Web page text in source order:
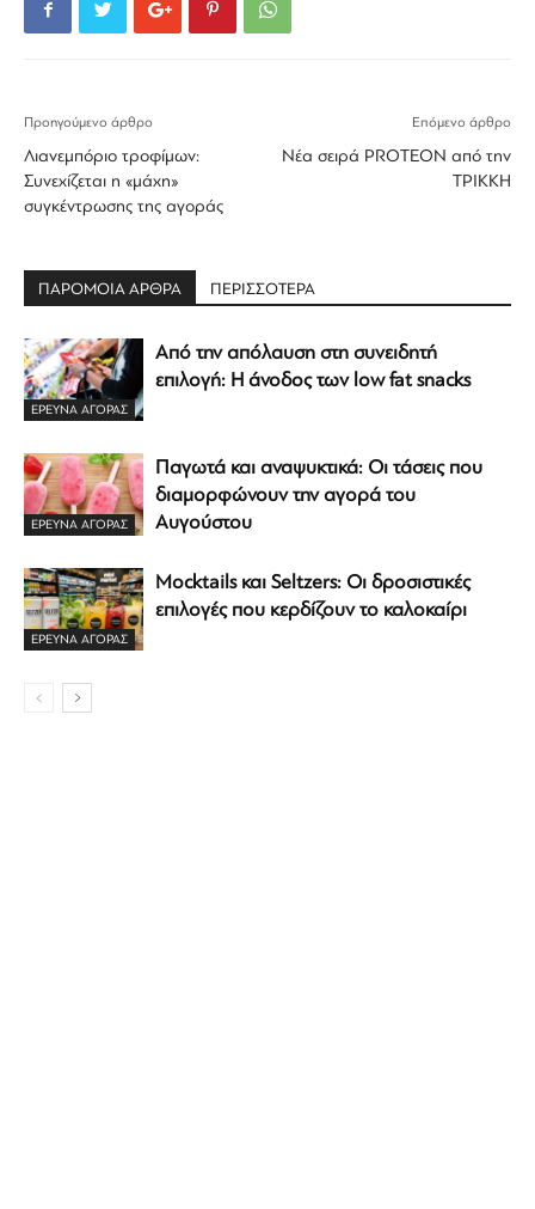
Προηγούμενο άρθρο
Λιανεμπόριο τροφίμων:
Συνεχίζεται η «μάχη»
συγκέντρωσης της αγοράς
Επόμενο άρθρο
Νέα σειρά PROTEON από την
ΤΡΙΚΚΗ
ΠΑΡΟΜΟΙΑ ΑΡΘΡΑ ΠΕΡΙΣΣΟΤΕΡΑ
ΕΡΕΥΝΑ ΑΓΟΡΑΣ
Από την απόλαυση στη συνειδητή
επιλογή: Η άνοδος των low fat snacks
ΕΡΕΥΝΑ ΑΓΟΡΑΣ
Παγωτά και αναψυκτικά: Οι τάσεις που
διαμορφώνουν την αγορά του
Αυγούστου
ΕΡΕΥΝΑ ΑΓΟΡΑΣ
Mocktails και Seltzers: Οι δροσιστικές
επιλογές που κερδίζουν το καλοκαίρι